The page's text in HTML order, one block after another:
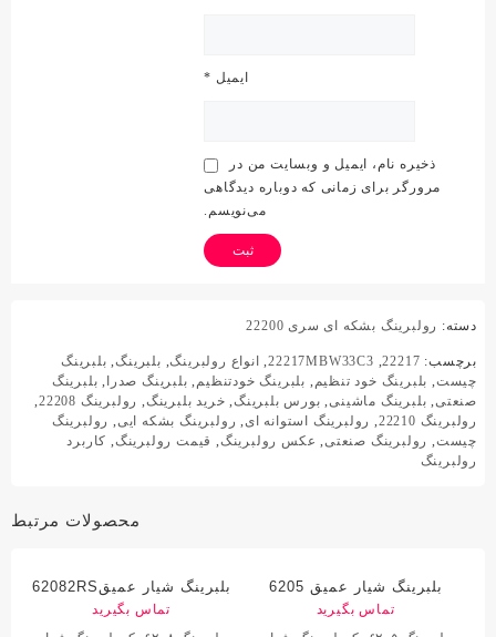
ایمیل *
ذخیره نام، ایمیل و وبسایت من در
مرورگر برای زمانی که دوباره دیدگاهی
می‌نویسم.
دسته: رولبرینگ بشکه ای سری 22200
برچسب: 22217
,
22217MBW33C3
, انواع رولبرینگ, بلبرینگ, بلبرینگ
چیست, بلبرینگ خود تنظیم , بلبرینگ خودتنظیم , بلبرینگ صدرا , بلبرینگ
صنعتی, بلبرینگ ماشینی, بورس بلبرینگ, خرید بلبرینگ, رولبرینگ 22208
,
رولبرینگ 22210
, رولبرینگ استوانه ای, رولبرینگ بشکه ایی, رولبرینگ
چیست, رولبرینگ صنعتی, عکس رولبرینگ, قیمت رولبرینگ, کاربرد
رولبرینگ
محصولات مرتبط
بلبرینگ شیار عمیق62082RS
تماس بگیرید
بلبرینگ شیار عمیق 6205
تماس بگیرید